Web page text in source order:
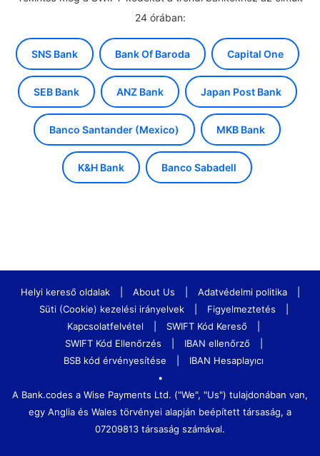
24 órában:
SNS Bank Bank Of Baroda Capital One
SEB Bank ANZ Bank Japan Post Bank
Banco Santander (Mexico) MKB Bank
K&H Bank Banco Sabadell
Helyi kereső oldalak About Us Adatvédelmi politika
Süti (Cookie) kezelési irányelvek
Figyelmeztetés
Kapcsolatfelvétel
SWIFT Kód Kereső
SWIFT Kód Ellenőrzés
IBAN ellenőrző
BSB kód érvényesítése
IBAN Hesaplayıcı
•
A Bank.codes a Wise Payments Ltd. ("We", "Us") tulajdonában van,
egy Anglia és Wales törvényei alapján beépített társaság, a
07209813 társaság számával.